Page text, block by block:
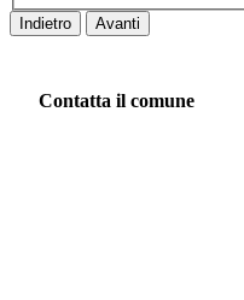
Indietro Avanti
Contatta il comune